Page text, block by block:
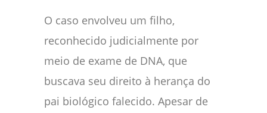
O caso envolveu um filho,
reconhecido judicialmente por
meio de exame de DNA, que
buscava seu direito à herança do
pai biológico falecido. Apesar de